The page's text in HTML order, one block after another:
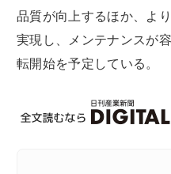
品質が向上するほか、よ
実現し、メンテナンスが
転開始を予定している。